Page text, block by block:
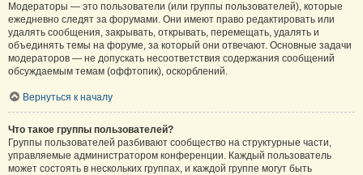
Модераторы — это пользователи (или группы пользователей), которые
ежедневно следят за форумами. Они имеют право редактировать или
удалять сообщения, закрывать, открывать, перемещать, удалять и
объединять темы на форуме, за который они отвечают. Основные задачи
модераторов — не допускать несоответствия содержания сообщений
обсуждаемым темам (оффтопик), оскорблений.
Вернуться к началу
Что такое группы пользователей?
Группы пользователей разбивают сообщество на структурные части,
управляемые администратором конференции. Каждый пользователь
может состоять в нескольких группах, и каждой группе могут быть